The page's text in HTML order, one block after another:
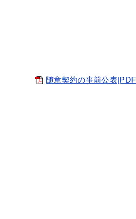
随意契約の事前公表